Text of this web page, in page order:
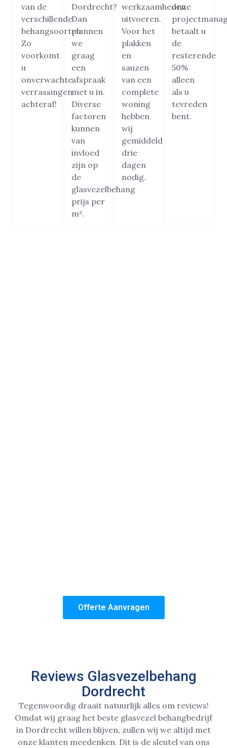
van de
verschillende
behangsoorten.
Zo
voorkomt
u
onverwachte
verrassingen
achteraf!
Dordrecht?
Dan
plannen
we
graag
een
afspraak
met u in.
Diverse
factoren
kunnen
van
invloed
zijn op
de
glasvezelbehang
prijs per
m².
werkzaamheden
uitvoeren.
Voor het
plakken
en
sauzen
van een
complete
woning
hebben
wij
gemiddeld
drie
dagen
nodig.
onze
betaalt u
de
resterende
50%
alleen
als u
tevreden
bent.
Offerte Aanvragen
Reviews Glasvezelbehang
Dordrecht
Tegenwoordig draait natuurlijk alles om reviews!
Omdat wij graag het beste glasvezel behangbedrijf
in Dordrecht willen blijven, zullen wij we altijd met
onze klanten meedenken. Dit is de sleutel van ons